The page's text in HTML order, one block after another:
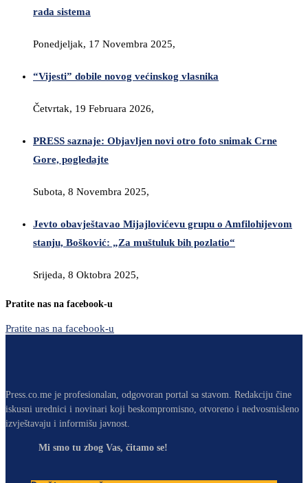
rada sistema
Ponedjeljak, 17 Novembra 2025,
“Vijesti” dobile novog većinskog vlasnika
Četvrtak, 19 Februara 2026,
PRESS saznaje: Objavljen novi otro foto snimak Crne
Gore, pogledajte
Subota, 8 Novembra 2025,
Jevto obavještavao Mijajlovićevu grupu o Amfilohijevom
stanju, Bošković: „Za muštuluk bih pozlatio“
Srijeda, 8 Oktobra 2025,
Pratite nas na facebook-u
Pratite nas na facebook-u
Press.co.me je profesionalan, odgovoran portal sa stavom. Redakciju čine
iskusni urednici i novinari koji beskompromisno, otvoreno i nedvosmisleno
izvještavaju i informišu javnost.
Mi smo tu zbog Vas, čitamo se!